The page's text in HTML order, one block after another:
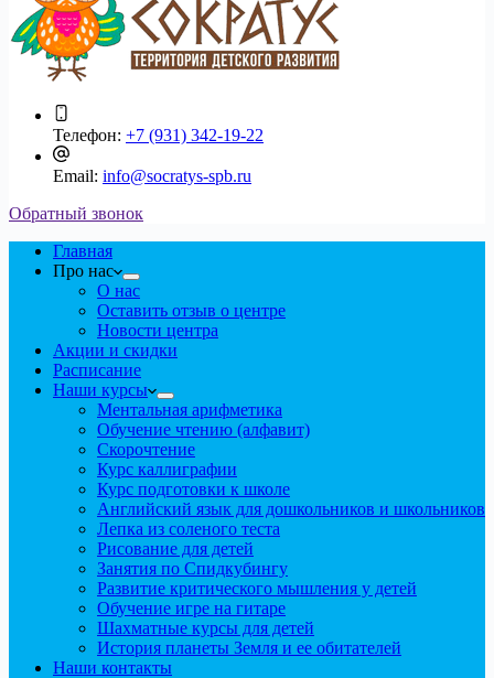
Телефон: +7 (931) 342-19-22
Email: info@socratys-spb.ru
Обратный звонок
Главная
Про нас
О нас
Оставить отзыв о центре
Новости центра
Акции и скидки
Расписание
Наши курсы
Ментальная арифметика
Обучение чтению (алфавит)
Скорочтение
Курс каллиграфии
Курс подготовки к школе
Английский язык для дошкольников и школьников
Лепка из соленого теста
Рисование для детей
Занятия по Спидкубингу
Развитие критического мышления у детей
Обучение игре на гитаре
Шахматные курсы для детей
История планеты Земля и ее обитателей
Наши контакты